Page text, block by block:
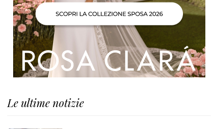
Le ultime notizie